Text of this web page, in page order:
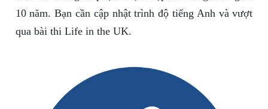
10 năm. Bạn cần cập nhật trình độ tiếng Anh và vượt
qua bài thi Life in the UK.